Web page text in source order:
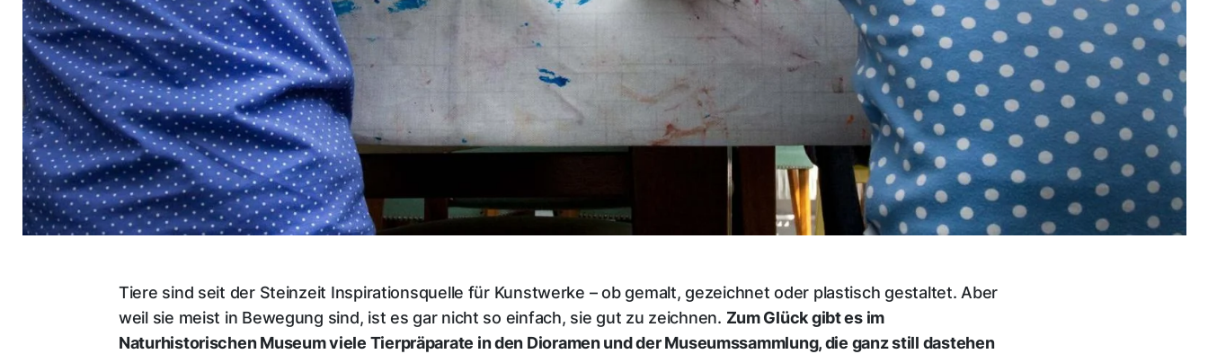
Tiere sind seit der Steinzeit Inspirationsquelle für Kunstwerke – ob gemalt, gezeichnet oder plastisch gestaltet. Aber
weil sie meist in Bewegung sind, ist es gar nicht so einfach, sie gut zu zeichnen. Zum Glück gibt es im
Naturhistorischen Museum viele Tierpräparate in den Dioramen und der Museumssammlung, die ganz still dastehen